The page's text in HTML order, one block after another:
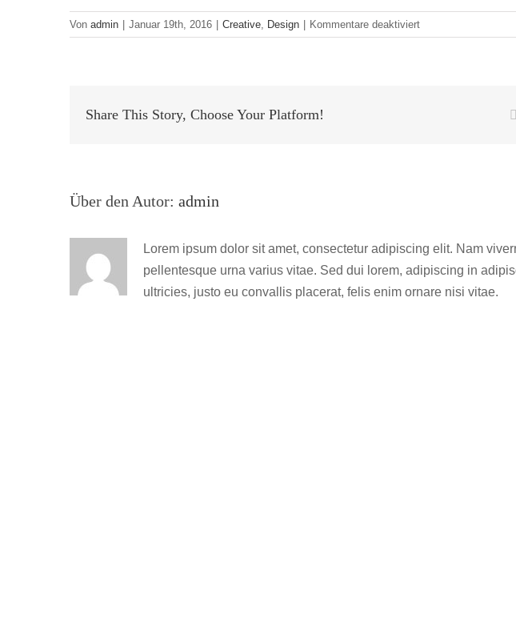
Von admin Januar 19th, 2016 Creative Design Kommentare deaktiviertfür
Aliquam
Share This Story, Choose Your Platform!
Über den Autor: admin
Lorem ipsum dolor sit amet, consectetur adipiscing elit. Nam
pellentesque urna varius vitae. Sed dui lorem, adipiscing in
ultricies, justo eu convallis placerat, felis enim ornare nisi vitae.